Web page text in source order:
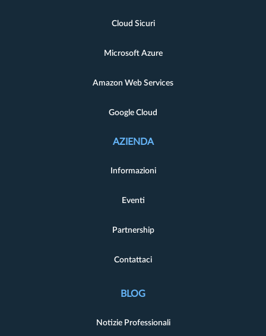
Cloud Sicuri
Microsoft Azure
Amazon Web Services
Google Cloud
AZIENDA
Informazioni
Eventi
Partnership
Contattaci
BLOG
Notizie Professionali